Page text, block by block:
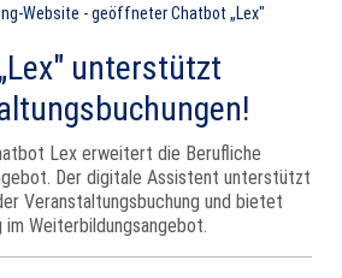
unterstützt
Lex erweitert die Berufliche
Der digitale Assistent unterstützt
Veranstaltungsbuchung und bietet
im Weiterbildungsangebot.